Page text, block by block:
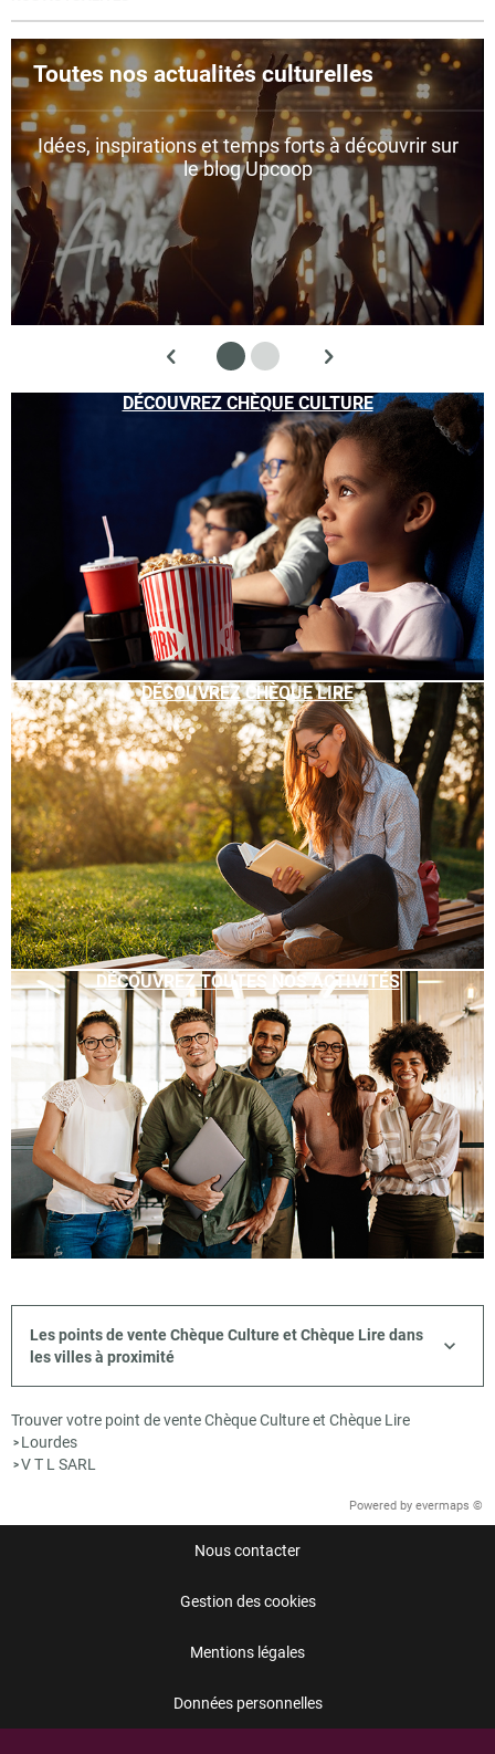
Toutes nos actualités culturelles
Idées, inspirations et temps forts à découvrir sur
le blog Upcoop
DÉCOUVREZ CHÈQUE CULTURE
DÉCOUVREZ CHÈQUE LIRE
DÉCOUVREZ TOUTES NOS ACTIVITÉS
Les points de vente Chèque Culture et Chèque Lire dans
les villes à proximité
Trouver votre point de vente Chèque Culture et Chèque Lire
> Lourdes
>V T L SARL
Powered by evermaps ©
Nous contacter
Gestion des cookies
Mentions légales
Données personnelles